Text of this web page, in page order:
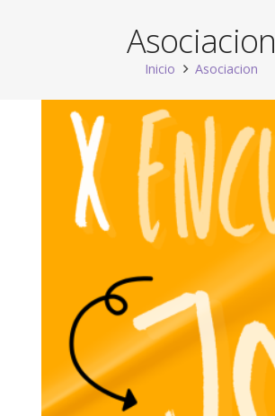
Asociacion
Inicio Asociacion